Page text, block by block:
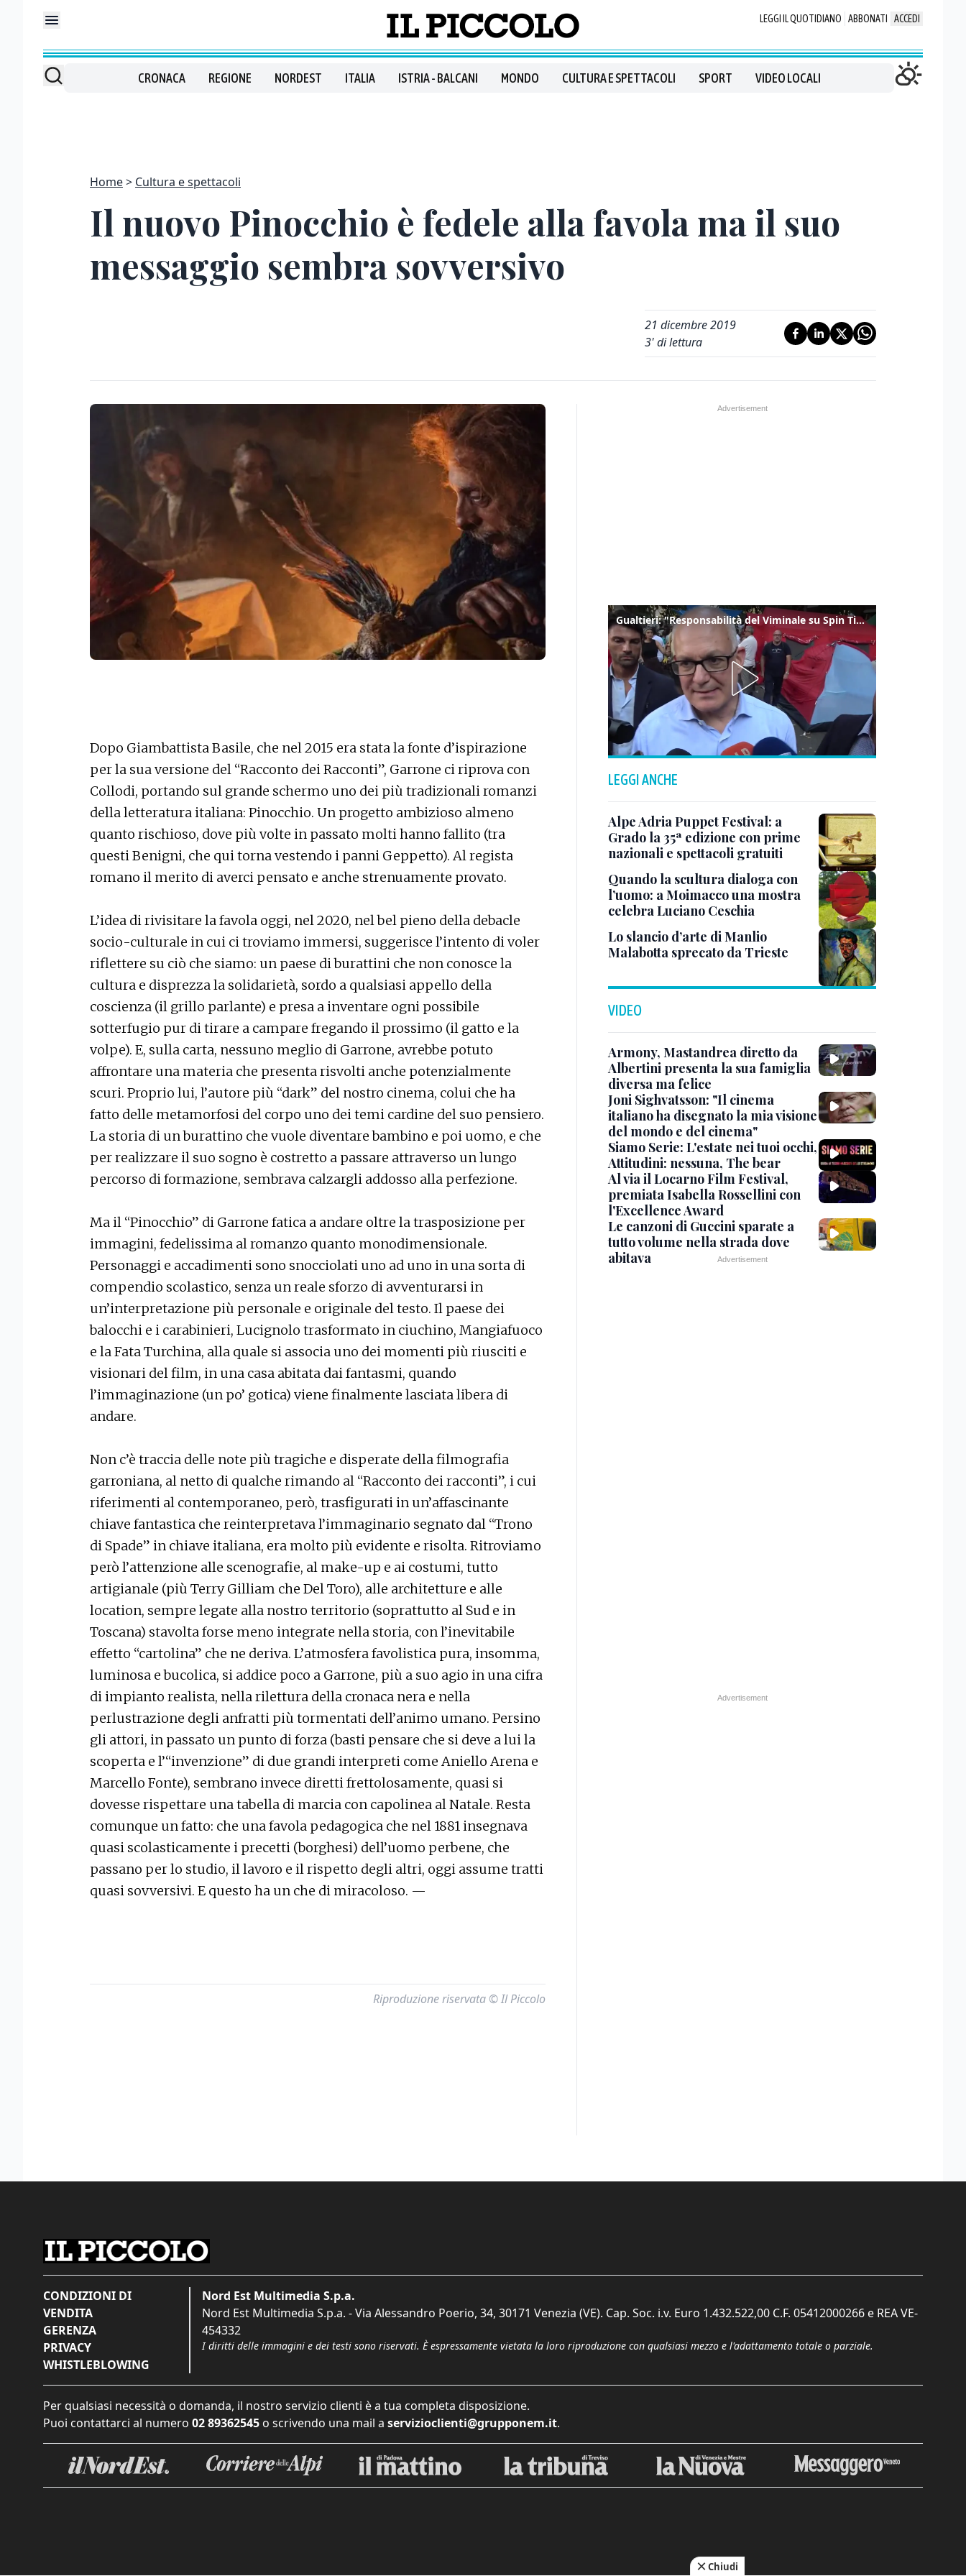
LEGGI IL QUOTIDIANO ABBONATI ACCEDI
CRONACA REGIONE NORDEST ITALIA ISTRIA - BALCANI MONDO CULTURA E SPETTACOLI SPORT VIDEO LOCALI
Home Cultura e spettacoli
Il nuovo Pinocchio è fedele alla favola ma il suo
messaggio sembra sovversivo
21 dicembre 2019
3' di lettura
Dopo Giambattista Basile, che nel 2015 era stata la fonte d’ispirazione
per la sua versione del “Racconto dei Racconti”, Garrone ci riprova con
Collodi, portando sul grande schermo uno dei più tradizionali romanzi
della letteratura italiana: Pinocchio. Un progetto ambizioso almeno
quanto rischioso, dove più volte in passato molti hanno fallito (tra
questi Benigni, che qui torna vestendo i panni Geppetto). Al regista
romano il merito di averci pensato e anche strenuamente provato.
L’idea di rivisitare la favola oggi, nel 2020, nel bel pieno della debacle
socio-culturale in cui ci troviamo immersi, suggerisce l’intento di voler
riflettere su ciò che siamo: un paese di burattini che non conosce la
cultura e disprezza la solidarietà, sordo a qualsiasi appello della
coscienza (il grillo parlante) e presa a inventare ogni possibile
sotterfugio pur di tirare a campare fregando il prossimo (il gatto e la
volpe). E, sulla carta, nessuno meglio di Garrone, avrebbe potuto
affrontare una materia che presenta risvolti anche potenzialmente
scuri. Proprio lui, l’autore più “dark” del nostro cinema, colui che ha
fatto delle metamorfosi del corpo uno dei temi cardine del suo pensiero.
La storia di un burattino che vuole diventare bambino e poi uomo, e che
per realizzare il suo sogno è costretto a passare attraverso un lungo
percorso di formazione, sembrava calzargli addosso alla perfezione.
Ma il “Pinocchio” di Garrone fatica a andare oltre la trasposizione per
immagini, fedelissima al romanzo quanto monodimensionale.
Personaggi e accadimenti sono snocciolati uno ad uno in una sorta di
compendio scolastico, senza un reale sforzo di avventurarsi in
un’interpretazione più personale e originale del testo. Il paese dei
balocchi e i carabinieri, Lucignolo trasformato in ciuchino, Mangiafuoco
e la Fata Turchina, alla quale si associa uno dei momenti più riusciti e
visionari del film, in una casa abitata dai fantasmi, quando
l’immaginazione (un po’ gotica) viene finalmente lasciata libera di
andare.
Non c’è traccia delle note più tragiche e disperate della filmografia
garroniana, al netto di qualche rimando al “Racconto dei racconti”, i cui
riferimenti al contemporaneo, però, trasfigurati in un’affascinante
chiave fantastica che reinterpretava l’immaginario segnato dal “Trono
di Spade” in chiave italiana, era molto più evidente e risolta. Ritroviamo
però l’attenzione alle scenografie, al make-up e ai costumi, tutto
artigianale (più Terry Gilliam che Del Toro), alle architetture e alle
location, sempre legate alla nostro territorio (soprattutto al Sud e in
Toscana) stavolta forse meno integrate nella storia, con l’inevitabile
effetto “cartolina” che ne deriva. L’atmosfera favolistica pura, insomma,
luminosa e bucolica, si addice poco a Garrone, più a suo agio in una cifra
di impianto realista, nella rilettura della cronaca nera e nella
perlustrazione degli anfratti più tormentati dell’animo umano. Persino
gli attori, in passato un punto di forza (basti pensare che si deve a lui la
scoperta e l’“invenzione” di due grandi interpreti come Aniello Arena e
Marcello Fonte), sembrano invece diretti frettolosamente, quasi si
dovesse rispettare una tabella di marcia con capolinea al Natale. Resta
comunque un fatto: che una favola pedagogica che nel 1881 insegnava
quasi scolasticamente i precetti (borghesi) dell’uomo perbene, che
passano per lo studio, il lavoro e il rispetto degli altri, oggi assume tratti
quasi sovversivi. E questo ha un che di miracoloso. —
Riproduzione riservata © Il Piccolo
Gualtieri: "Responsabilità del Viminale su Spin Time? La posizione dei partiti è nota"
LEGGI ANCHE
Alpe Adria Puppet Festival: a
Grado la 35ª edizione con prime
nazionali e spettacoli gratuiti
Quando la scultura dialoga con
l’uomo: a Moimacco una mostra
celebra Luciano Ceschia
Lo slancio d’arte di Manlio
Malabotta sprecato da Trieste
VIDEO
Armony, Mastandrea diretto da
Albertini presenta la sua famiglia
diversa ma felice
Joni Sighvatsson: "Il cinema
italiano ha disegnato la mia visione
del mondo e del cinema"
Siamo Serie: L'estate nei tuoi occhi,
Attitudini: nessuna, The bear
Al via il Locarno Film Festival,
premiata Isabella Rossellini con
l'Excellence Award
Le canzoni di Guccini sparate a
tutto volume nella strada dove
abitava
CONDIZIONI DI
VENDITA
GERENZA
PRIVACY
WHISTLEBLOWING
Nord Est Multimedia S.p.a.
Nord Est Multimedia S.p.a. - Via Alessandro Poerio, 34, 30171 Venezia (VE). Cap. Soc. i.v. Euro 1.432.522,00 C.F. 05412000266 e REA VE-
454332
I diritti delle immagini e dei testi sono riservati. È espressamente vietata la loro riproduzione con qualsiasi mezzo e l'adattamento totale o parziale.
Per qualsiasi necessità o domanda, il nostro servizio clienti è a tua completa disposizione.
Puoi contattarci al numero 02 89362545 o scrivendo una mail a servizioclienti@grupponem.it.
Chiudi